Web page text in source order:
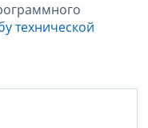
технической